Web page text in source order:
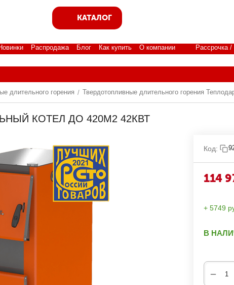
КАТАЛОГ
Распродажа Блог Как купить О компании Рассрочка
длительного горения / Твердотопливные длительного горения
КОТЕЛ ДО 420М2 42КВТ
Код:
114
В
+ 5749
−